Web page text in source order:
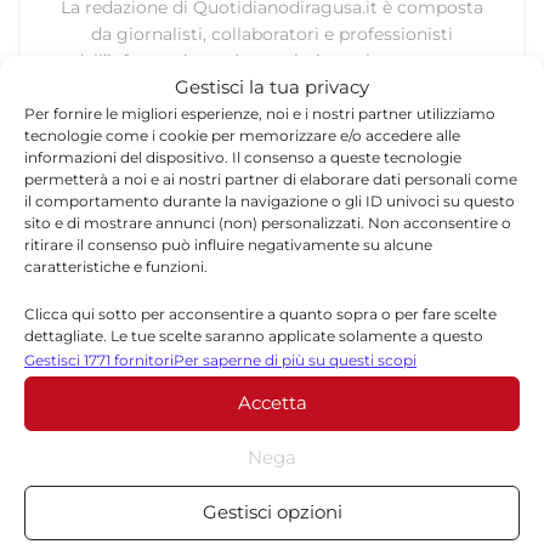
Gestisci la tua privacy
Per fornire le migliori esperienze, noi e i nostri partner utilizziamo
tecnologie come i cookie per memorizzare e/o accedere alle
informazioni del dispositivo. Il consenso a queste tecnologie
permetterà a noi e ai nostri partner di elaborare dati personali come
il comportamento durante la navigazione o gli ID univoci su questo
sito e di mostrare annunci (non) personalizzati. Non acconsentire o
ritirare il consenso può influire negativamente su alcune
caratteristiche e funzioni.
Clicca qui sotto per acconsentire a quanto sopra o per fare scelte
dettagliate. Le tue scelte saranno applicate solamente a questo
sito. È possibile modificare le impostazioni in qualsiasi momento,
compreso il ritiro del consenso, utilizzando i pulsanti della Cookie
Policy o cliccando sul pulsante di gestione del consenso nella parte
inferiore dello schermo.
Statistiche
Archiviare informazioni su dispositivo e/o accedervi, Misurare le
Gestisci 1771 fornitoriPer saperne di più su questi scopi
Accetta
Nega
Gestisci opzioni
La redazione di Quotidianodiragusa.it è composta
da giornalisti, collaboratori e professionisti
dell’informazione che ogni giorno lavorano per
offrire notizie, approfondimenti e contenuti
accurati dedicati alla Sicilia, all’attualità, alla
politica, alla cronaca, alla cultura e allo sport. Un
team dinamico e indipendente che garantisce
qualità, tempestività e affidabilità.
Lascia un commento
obbligatori sono contrassegnati